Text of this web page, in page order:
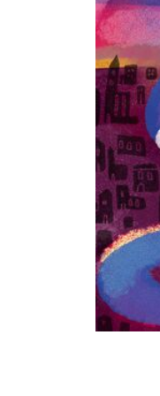
nas w podróż do
uwielbianego
jako epoka, w której życie
Markiewicza przenosimy
opieki rodziców –
telefonów
na szkolnym lodowisku
grając w kapsle w
wypalone papierosy,
Wszystko w tej książce
Opowiadania
w czytelniku niedosyt,
adresowana jest do
swoje dzieciństwo,
literatura: literatura
obrazy, których już nie
są z nami. I pozwalają
dzieciństwo. SYLWIA GIL (ypsilon.org.pl): Czytając tę książkę wzruszamy się i parskamy
śmiechem na przemian.
nie tylko uśmiech, ale i
tylko opisywanymi
autora. Jest to proza,
zapomniane już dźwięki,
widać fascynacje autora
literackie poznać można
Szkic” urzekł mnie